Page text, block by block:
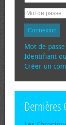
Connexion
Mot de
Identifiant
Créer un
Dernières